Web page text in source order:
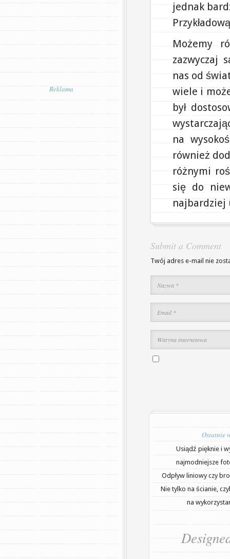
Reklama
jednak
Możemy
zazwyczaj
nas od
wiele i
był
na
również
różnymi
się do
najbardziej
Submit a Comment
Twój adres e-mail nie
Ostatnie
Usiądź pięknie i
najmodniejsze
Odpływ liniowy czy
Nie tylko na ścianie,
na